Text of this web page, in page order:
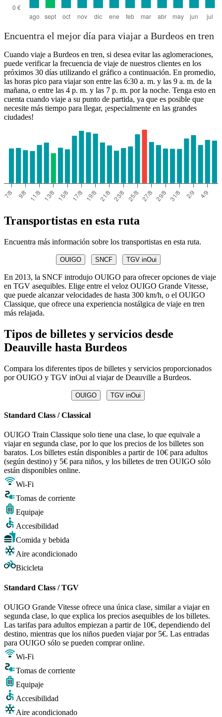
Encuentra el mejor día para viajar a Burdeos en tren
Cuando viaje a Burdeos en tren, si desea evitar las aglomeraciones,
puede verificar la frecuencia de viaje de nuestros clientes en los
próximos 30 días utilizando el gráfico a continuación. En promedio,
las horas pico para viajar son entre las 6:30 a. m. y las 9 a. m. de la
mañana, o entre las 4 p. m. y las 7 p. m. por la noche. Tenga esto en
cuenta cuando viaje a su punto de partida, ya que es posible que
necesite más tiempo para llegar, ¡especialmente en las grandes
ciudades!
Transportistas en esta ruta
Encuentra más información sobre los transportistas en esta ruta.
OUIGO SNCF TGV inOui
En 2013, la SNCF introdujo OUIGO para ofrecer opciones de viaje
en TGV asequibles. Elige entre el veloz OUIGO Grande Vitesse,
que puede alcanzar velocidades de hasta 300 km/h, o el OUIGO
Classique, que ofrece una experiencia nostálgica de viaje en tren
más relajada.
Tipos de billetes y servicios desde
Deauville hasta Burdeos
Compara los diferentes tipos de billetes y servicios proporcionados
por OUIGO y TGV inOui al viajar de Deauville a Burdeos.
OUIGO TGV inOui
Standard Class / Classical
OUIGO Train Classique solo tiene una clase, lo que equivale a
viajar en segunda clase, por lo que los precios de los billetes son
baratos. Los billetes están disponibles a partir de 10€ para adultos
(según destino) y 5€ para niños, y los billetes de tren OUIGO sólo
están disponibles online.
Wi-Fi
Tomas de corriente
Equipaje
Accesibilidad
Comida y bebida
Aire acondicionado
Bicicleta
Standard Class / TGV
OUIGO Grande Vitesse ofrece una única clase, similar a viajar en
segunda clase, lo que explica los precios asequibles de los billetes.
Las tarifas para adultos empiezan a partir de 10€, dependiendo del
destino, mientras que los niños pueden viajar por 5€. Las entradas
para OUIGO sólo se pueden comprar online.
Wi-Fi
Tomas de corriente
Equipaje
Accesibilidad
Aire acondicionado